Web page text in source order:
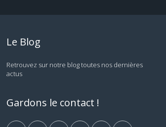
Le Blog
Retrouvez sur notre blog toutes nos dernières
actus
Gardons le contact !